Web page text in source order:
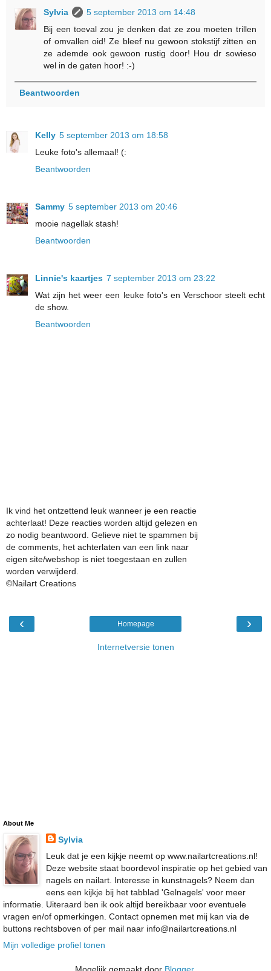
Sylvia
5 september 2013 om 14:48
Bij een toeval zou je denken dat ze zou moeten trillen
of omvallen oid! Ze bleef nu gewoon stokstijf zitten en
ze ademde ook gewoon rustig door! Hou dr sowieso
wel in de gaten hoor! :-)
Beantwoorden
Kelly 5 september 2013 om 18:58
Leuke foto's allemaal! (:
Beantwoorden
Sammy 5 september 2013 om 20:46
mooie nagellak stash!
Beantwoorden
Linnie's kaartjes 7 september 2013 om 23:22
Wat zijn het weer een leuke foto's en Verschoor steelt echt
de show.
Beantwoorden
Ik vind het ontzettend leuk wanneer je een reactie
achterlaat! Deze reacties worden altijd gelezen en
zo nodig beantwoord. Gelieve niet te spammen bij
de comments, het achterlaten van een link naar
eigen site/webshop is niet toegestaan en zullen
worden verwijderd.
©Nailart Creations
‹ ›
Homepage
Internetversie tonen
About Me
Sylvia
Leuk dat je een kijkje neemt op www.nailartcreations.nl!
Deze website staat boordevol inspiratie op het gebied van
nagels en nailart. Interesse in kunstnagels? Neem dan
eens een kijkje bij het tabblad 'Gelnagels' voor meer
informatie. Uiteraard ben ik ook altijd bereikbaar voor eventuele
vragen en/of opmerkingen. Contact opnemen met mij kan via de
buttons rechtsboven of per mail naar info@nailartcreations.nl
Mijn volledige profiel tonen